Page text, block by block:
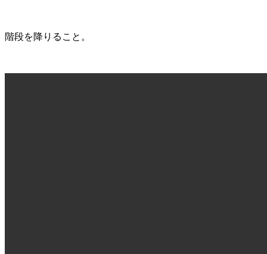
階段を降りること。